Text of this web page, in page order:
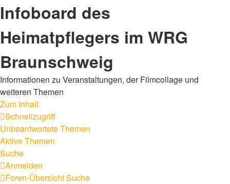
Infoboard des
Heimatpflegers im WRG
Braunschweig
Informationen zu Veranstaltungen, der Filmcollage und
weiteren Themen
Zum Inhalt
Schnellzugriff
Unbeantwortete Themen
Aktive Themen
Suche
Anmelden
Foren-ÜbersichtSuche